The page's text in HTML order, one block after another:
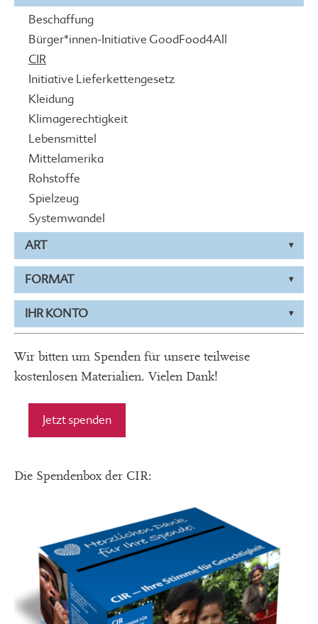
Beschaffung
Bürger*innen-Initiative GoodFood4All
CIR
Initiative Lieferkettengesetz
Kleidung
Klimagerechtigkeit
Lebensmittel
Mittelamerika
Rohstoffe
Spielzeug
Systemwandel
ART
FORMAT
IHR KONTO
Wir bitten um Spenden für unsere teilweise
kostenlosen Materialien. Vielen Dank!
Jetzt spenden
Die Spendenbox der CIR: